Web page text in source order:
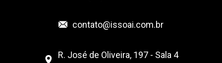
contato@issoai.com.br
R. José de Oliveira, 197 - Sala 4